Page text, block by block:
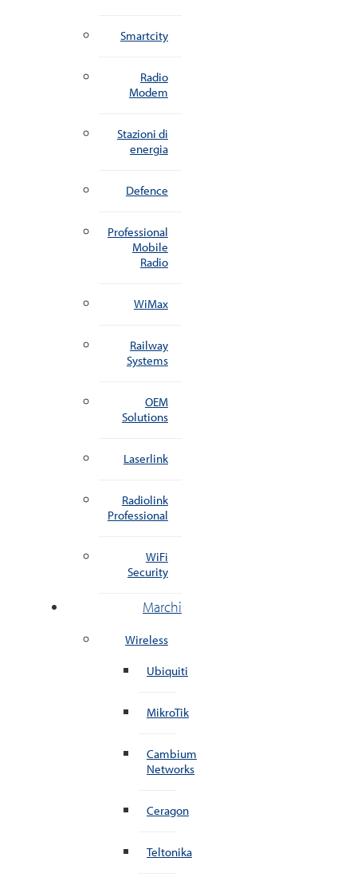
Smartcity
Radio
Modem
Stazioni di
energia
Defence
Professional
Mobile
Radio
WiMax
Railway
Systems
OEM
Solutions
Laserlink
Radiolink
Professional
WiFi
Security
Marchi
Wireless
Ubiquiti
MikroTik
Cambium
Networks
Ceragon
Teltonika